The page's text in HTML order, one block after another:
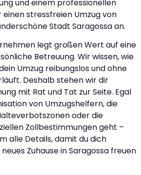
und einem professionellen
stressfreien Umzug von
Stadt Saragossa an.
legt großen Wert auf eine
Betreuung. Wir wissen, wie
Umzug reibungslos und ohne
Deshalb stehen wir dir
mit Rat und Tat zur Seite. Egal
von Umzugshelfern, die
oder die
Zollbestimmungen geht –
alle Details, damit du dich
Zuhause in Saragossa freuen